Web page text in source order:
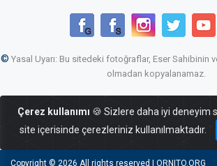
© Yasal Uyarı: Bu sitedeki fotoğraflar, Eser Sahibinin
olmadan kopyalanamaz.
Çerez kullanımı 🍪 Sizlere daha iyi deneyim
site içerisinde çerezleriniz kullanılmaktadır.
Copyright © 2026 All rights reserved | ORNITO.ORG